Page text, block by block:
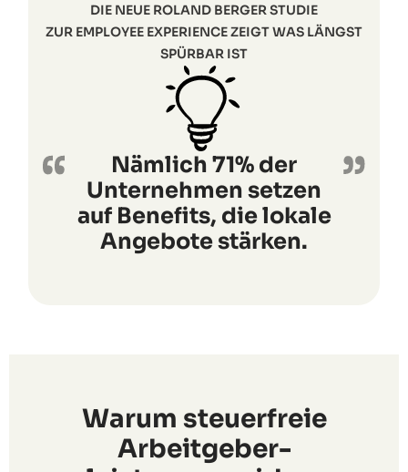
DIE NEUE ROLAND BERGER STUDIE
ZUR EMPLOYEE EXPERIENCE ZEIGT WAS LÄNGST
SPÜRBAR IST
Nämlich 71% der
Unternehmen setzen
auf Benefits, die lokale
Angebote stärken.
Warum steuerfreie
Arbeitgeber-